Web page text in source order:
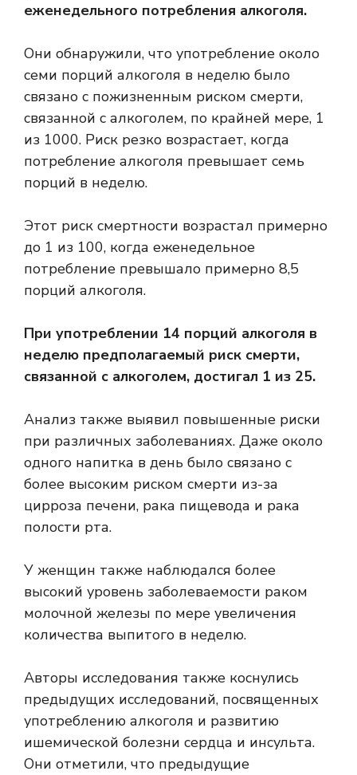
еженедельного потребления алкоголя.
Они обнаружили, что употребление около
семи порций алкоголя в неделю было
связано с пожизненным риском смерти,
связанной с алкоголем, по крайней мере, 1
из 1000. Риск резко возрастает, когда
потребление алкоголя превышает семь
порций в неделю.
Этот риск смертности возрастал примерно
до 1 из 100, когда еженедельное
потребление превышало примерно 8,5
порций алкоголя.
При употреблении 14 порций алкоголя в
неделю предполагаемый риск смерти,
связанной с алкоголем, достигал 1 из 25.
Анализ также выявил повышенные риски
при различных заболеваниях. Даже около
одного напитка в день было связано с
более высоким риском смерти из-за
цирроза печени, рака пищевода и рака
полости рта.
У женщин также наблюдался более
высокий уровень заболеваемости раком
молочной железы по мере увеличения
количества выпитого в неделю.
Авторы исследования также коснулись
предыдущих исследований, посвященных
употреблению алкоголя и развитию
ишемической болезни сердца и инсульта.
Они отметили, что предыдущие